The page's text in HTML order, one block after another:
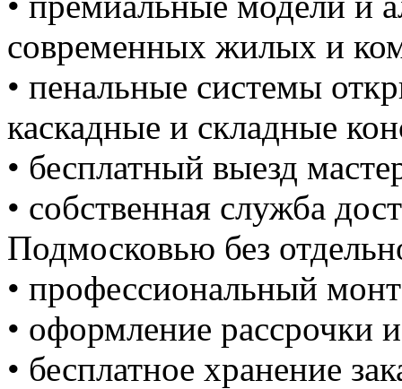
современных жилых и
• пенальные системы
каскадные и складные
• бесплатный выезд
• собственная служба
Подмосковью без
• профессиональный
• оформление рассрочки
• бесплатное хранение